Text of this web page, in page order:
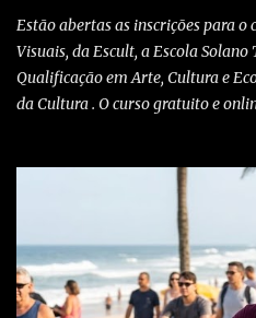
Estão abertas as inscrições para
Visuais, da Escult, a Escola
Qualificação em Arte, Cultura e
da Cultura . O curso gratuito e
site escult.cultura.gov.br A
historiador de arte e professor
Universidade Federal do
Social pela Universidade de São
Harvard University. “Em vez de
eurocentrados de exposição e